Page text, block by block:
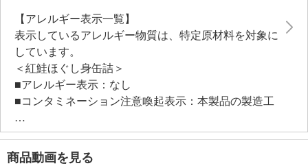
【アレルギー表示一覧】
表示しているアレルギー物質は、特定原材料を対象に
しています。
＜紅鮭ほぐし身缶詰＞
■アレルギー表示：なし
■コンタミネーション注意喚起表示：本製品の製造工
場では、えび、かに、小麦、卵、乳成分を使用した製
品も製造しています。
商品動画を見る